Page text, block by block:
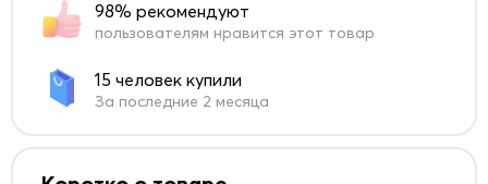
98% рекомендуют
пользователям нравится этот товар
15 человек купили
За последние 2 месяца